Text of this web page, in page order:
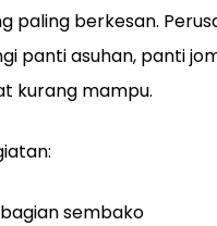
paling berkesan.
panti asuhan, panti
kurang mampu.
sembako